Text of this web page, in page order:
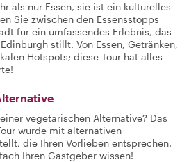
als nur Essen, sie ist ein kulturelles
Sie zwischen den Essensstopps
für ein umfassendes Erlebnis, das
stillt. Von Essen, Getränken,
Hotspots; diese Tour hat alles
vegetarischen Alternative? Das
wurde mit alternativen
die Ihren Vorlieben entsprechen.
Ihren Gastgeber wissen!